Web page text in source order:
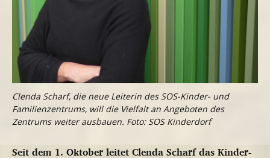
Clenda Scharf, die neue Leiterin des SOS-Kinder- und
Familienzentrums, will die Vielfalt an Angeboten des
Zentrums weiter ausbauen. Foto: SOS Kinderdorf
Seit dem 1. Oktober leitet Clenda Scharf das Kinder-